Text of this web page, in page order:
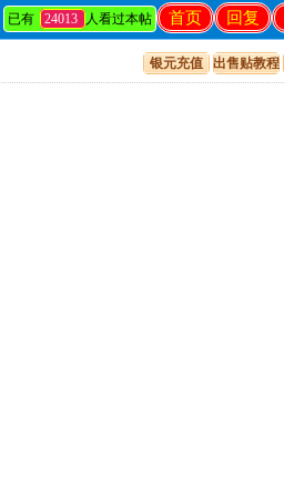
回复
首页
已有 24013 人看过本帖
银元充值 出售贴教程